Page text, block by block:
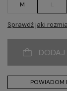
M
Sprawdź jaki
DODAJ
POWIADOM